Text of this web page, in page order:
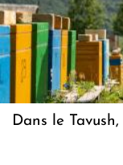
Dans le